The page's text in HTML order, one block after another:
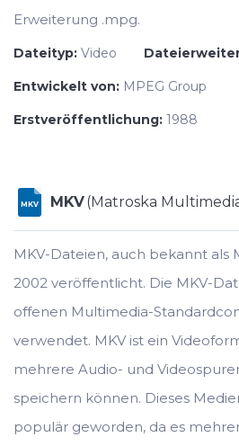
Erweiterung .mpg.
Dateityp: Video
Entwickelt von: MPEG Group
Erstveröffentlichung: 1988
MKV MKV(Matroska
MKV-Dateien, auch bekannt als
2002 veröffentlicht. Die MKV-
offenen Multimedia-
verwendet. MKV ist ein
mehrere Audio- und
speichern können. Dieses
populär geworden, da es